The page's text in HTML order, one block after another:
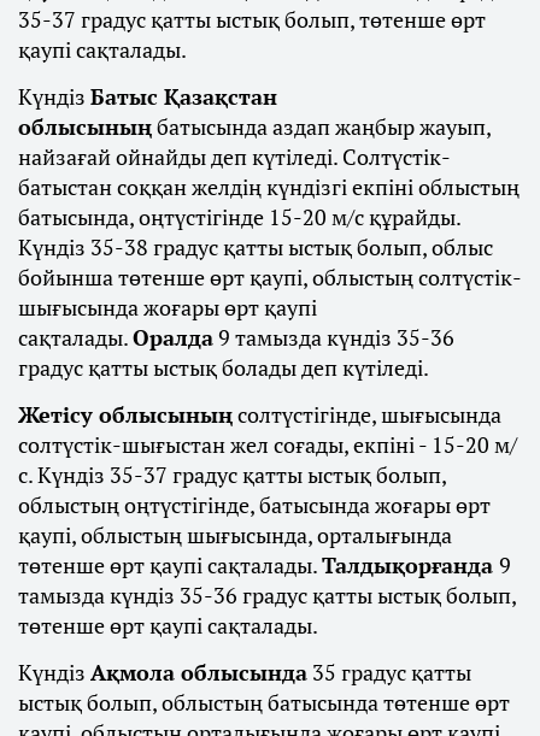
35-37 градус қатты ыстық болып, төтенше өрт
қаупі сақталады.
Күндіз Батыс Қазақстан
облысыныңбатысында аздап жаңбыр жауып,
найзағай ойнайды деп күтіледі. Солтүстік-
батыстан соққан желдің күндізгі екпіні облыстың
батысында, оңтүстігінде 15-20 м/с құрайды.
Күндіз 35-38 градус қатты ыстық болып, облыс
бойынша төтенше өрт қаупі, облыстың солтүстік-
шығысында жоғары өрт қаупі
сақталады.Оралда9 тамызда күндіз 35-36
градус қатты ыстық болады деп күтіледі.
Жетісу облысыныңсолтүстігінде, шығысында
солтүстік-шығыстан жел соғады, екпіні - 15-20 м/
с. Күндіз 35-37 градус қатты ыстық болып,
облыстың оңтүстігінде, батысында жоғары өрт
қаупі, облыстың шығысында, орталығында
төтенше өрт қаупі сақталады.Талдықорғанда 9
тамызда күндіз 35-36 градус қатты ыстық болып,
төтенше өрт қаупі сақталады.
Күндіз Ақмола облысында 35 градус қатты
ыстық болып, облыстың батысында төтенше өрт